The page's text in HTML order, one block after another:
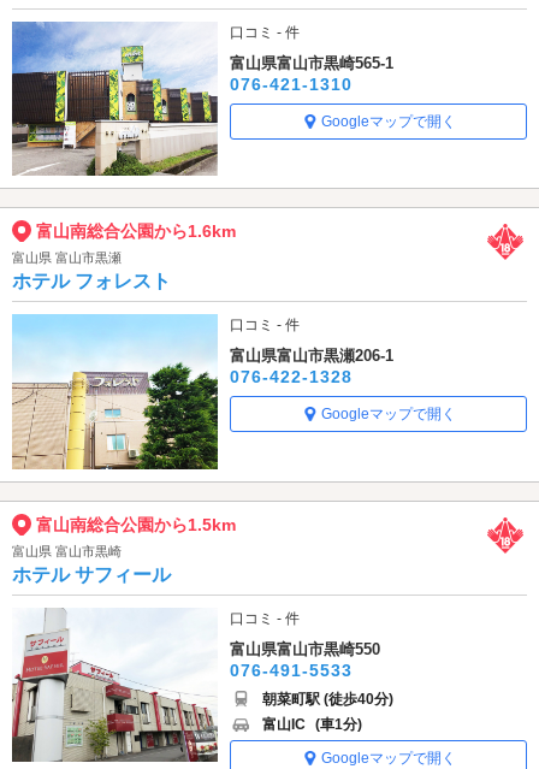
口コミ - 件
富山県富山市黒崎565-1
076-421-1310
Googleマップで開く
富山南総合公園から1.6km
富山県 富山市黒瀬
ホテル フォレスト
口コミ - 件
富山県富山市黒瀬206-1
076-422-1328
Googleマップで開く
富山南総合公園から1.5km
富山県 富山市黒崎
ホテル サフィール
口コミ - 件
富山県富山市黒崎550
076-491-5533
朝菜町駅 (徒歩40分)
富山IC (車1分)
Googleマップで開く